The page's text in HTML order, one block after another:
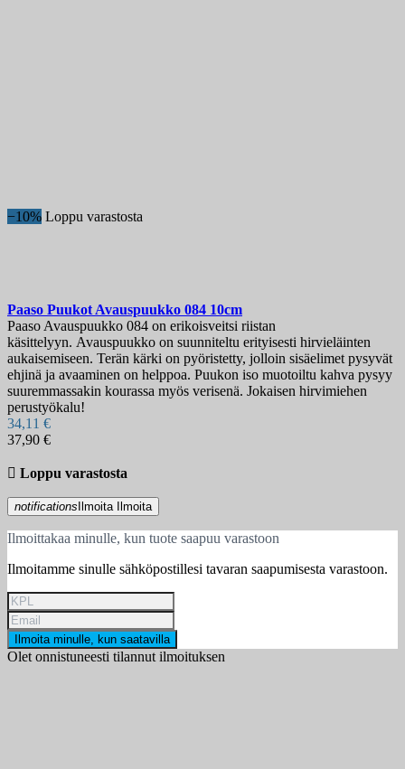
−10% Loppu varastosta
Paaso Puukot Avauspuukko 084 10cm
Paaso Avauspuukko 084 on erikoisveitsi riistan
käsittelyyn. Avauspuukko on suunniteltu erityisesti hirvieläinten
aukaisemiseen. Terän kärki on pyöristetty, jolloin sisäelimet pysyvät
ehjinä ja avaaminen on helppoa. Puukon iso muotoiltu kahva pysyy
suuremmassakin kourassa myös verisenä. Jokaisen hirvimiehen
perustyökalu!
34,11 €
37,90 €
 Loppu varastosta
notifications Ilmoita Ilmoita
Ilmoittakaa minulle, kun tuote saapuu varastoon
Ilmoitamme sinulle sähköpostillesi tavaran saapumisesta varastoon.
Ilmoita minulle, kun saatavilla
Olet onnistuneesti tilannut ilmoituksen